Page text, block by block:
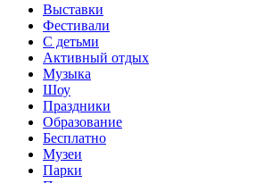
Выставки
Фестивали
С детьми
Активный отдых
Музыка
Шоу
Праздники
Образование
Бесплатно
Музеи
Парки